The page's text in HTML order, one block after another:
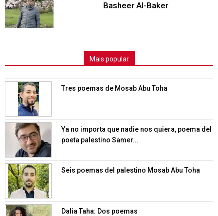
Basheer Al-Baker
Mais popular
Tres poemas de Mosab Abu Toha
Ya no importa que nadie nos quiera, poema del
poeta palestino Samer...
Seis poemas del palestino Mosab Abu Toha
Dalia Taha: Dos poemas